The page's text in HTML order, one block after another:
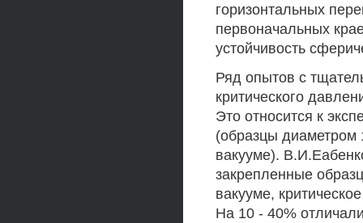
горизонтальных
первоначальных
устойчивость
Ряд опытов с
критического
Это относится к
(образцы диаметром
вакууме).
закрепленные
вакууме,
На 10 - 40%